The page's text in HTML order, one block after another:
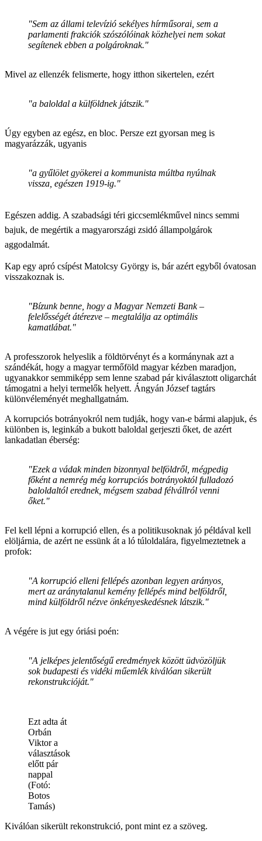
"Sem az állami televízió sekélyes hírműsorai, sem a
parlamenti frakciók szószólóinak közhelyei nem sokat
segítenek ebben a polgároknak."
Mivel az ellenzék felismerte, hogy itthon sikertelen, ezért
"a baloldal a külföldnek játszik."
Úgy egyben az egész, en bloc. Persze ezt gyorsan meg is
magyarázzák, ugyanis
"a gyűlölet gyökerei a kommunista múltba nyúlnak
vissza, egészen 1919-ig."
Egészen addig. A szabadsági téri giccsemlékművel nincs semmi
bajuk, de megértik a magyarországi zsidó állampolgárok
aggodalmát.
Kap egy apró csípést Matolcsy György is, bár azért egyből óvatosan
visszakoznak is.
"Bízunk benne, hogy a Magyar Nemzeti Bank –
felelősségét átérezve – megtalálja az optimális
kamatlábat."
A professzorok helyeslik a földtörvényt és a kormánynak azt a
szándékát, hogy a magyar termőföld magyar kézben maradjon,
ugyanakkor semmiképp sem lenne szabad pár kiválasztott oligarchát
támogatni a helyi termelők helyett. Ángyán József tagtárs
különvéleményét meghallgatnám.
A korrupciós botrányokról nem tudják, hogy van-e bármi alapjuk, és
különben is, leginkáb a bukott baloldal gerjeszti őket, de azért
lankadatlan éberség:
"Ezek a vádak minden bizonnyal belföldről, mégpedig
főként a nemrég még korrupciós botrányoktól fulladozó
baloldaltól erednek, mégsem szabad félvállról venni
őket."
Fel kell lépni a korrupció ellen, és a politikusoknak jó példával kell
elöljárnia, de azért ne essünk át a ló túloldalára, figyelmeztetnek a
profok:
"A korrupció elleni fellépés azonban legyen arányos,
mert az aránytalanul kemény fellépés mind belföldről,
mind külföldről nézve önkényeskedésnek látszik."
A végére is jut egy óriási poén:
"A jelképes jelentőségű eredmények között üdvözöljük
sok budapesti és vidéki műemlék kiválóan sikerült
rekonstrukcióját."
Ezt adta át
Orbán
Viktor a
választások
előtt pár
nappal
(Fotó:
Botos
Tamás)
Kiválóan sikerült rekonstrukció, pont mint ez a szöveg.